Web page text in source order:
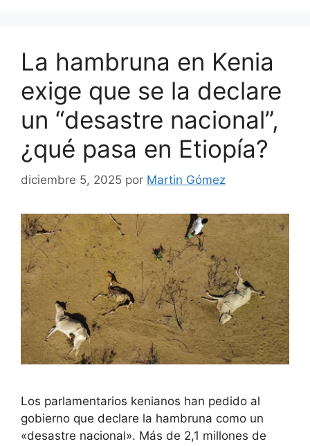
La hambruna en Kenia
exige que se la declare
un “desastre nacional”,
¿qué pasa en Etiopía?
diciembre 5, 2025 por Martin Gómez
Los parlamentarios kenianos han pedido al
gobierno que declare la hambruna como un
«desastre nacional». Más de 2,1 millones de